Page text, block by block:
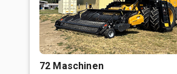
72 Maschinen